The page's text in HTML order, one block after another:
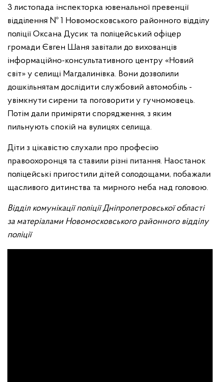
3 листопада інспекторка ювенальної превенції
відділення № 1 Новомосковського районного відділу
поліції Оксана Дусик та поліцейський офіцер
громади Євген Шаня завітали до вихованців
інформаційно-консультативного центру «Новий
світ» у селищі Магдалинівка. Вони дозволили
дошкільнятам дослідити службовий автомобіль -
увімкнути сирени та поговорити у гучномовець.
Потім дали приміряти спорядження, з яким
пильнують спокій на вулицях селища.
Діти з цікавістю слухали про професію
правоохоронця та ставили різні питання. Наостанок
поліцейські пригостили дітей солодощами, побажали
щасливого дитинства та мирного неба над головою.
Відділ комунікації поліції Дніпропетровської області
за матеріалами Новомосковського районного відділу
поліції